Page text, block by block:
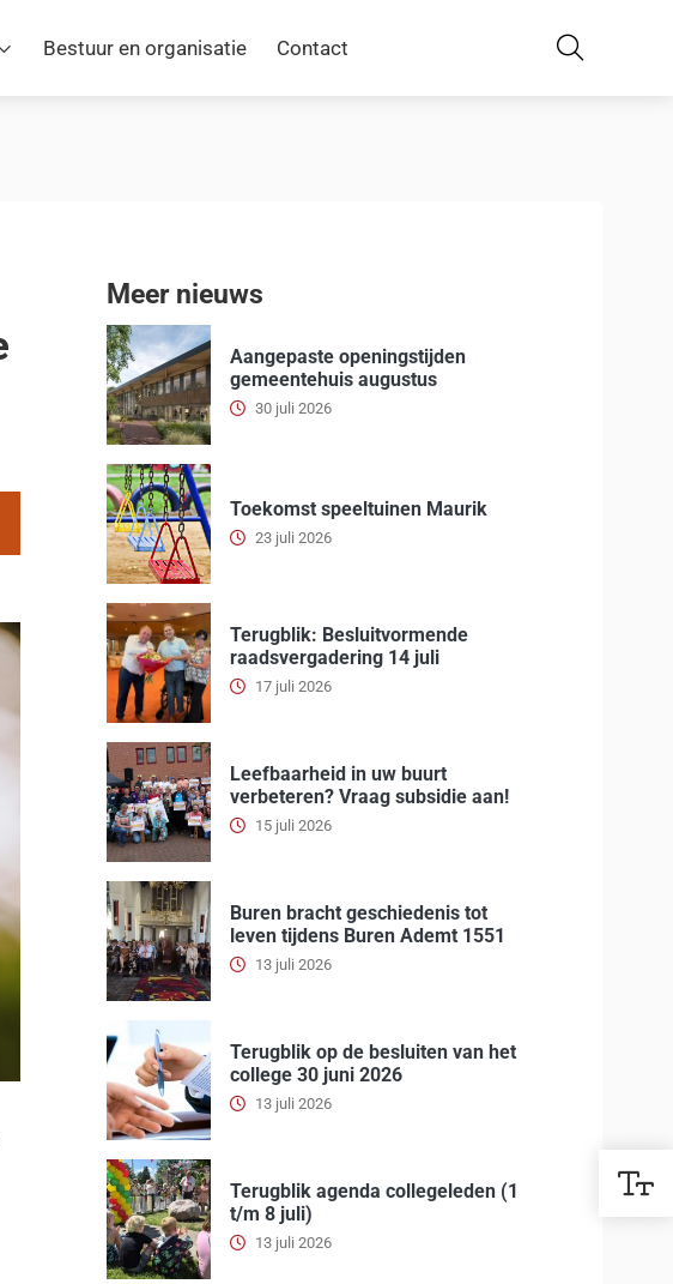
Bestuur en organisatie Contact Zoeken
Meer nieuws
Aangepaste openingstijden
gemeentehuis augustus
30 juli 2026
Toekomst speeltuinen Maurik
23 juli 2026
Terugblik: Besluitvormende
raadsvergadering 14 juli
17 juli 2026
Leefbaarheid in uw buurt
verbeteren? Vraag subsidie aan!
15 juli 2026
Buren bracht geschiedenis tot
leven tijdens Buren Ademt 1551
13 juli 2026
Terugblik op de besluiten van het
college 30 juni 2026
13 juli 2026
Terugblik agenda collegeleden (1
t/m 8 juli)
13 juli 2026